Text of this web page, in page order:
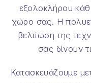
εξολοκλήρου
χώρο σας. Η
βελτίωση της
σας δίνουν
Κατασκευάζουμε